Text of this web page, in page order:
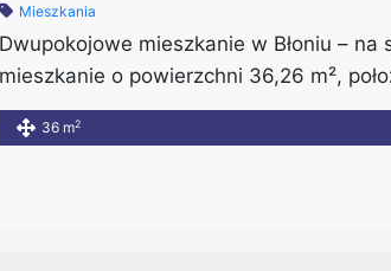
Mieszkania
Dwupokojowe mieszkanie w Błoniu –
mieszkanie o powierzchni 36,26 m²,
budownictwa. Forma własności to
zakupu oraz finansowania. Jednym z
36 m2